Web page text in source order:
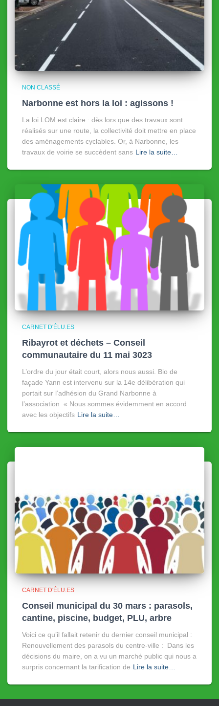
NON CLASSÉ
Narbonne est hors la loi : agissons !
La loi LOM est claire : dès lors que des travaux sont
réalisés sur une route, la collectivité doit mettre en place
des aménagements cyclables. Or, à Narbonne, les
travaux de voirie se succèdent sans Lire la suite…
CARNET D'ÉLU.ES
Ribayrot et déchets – Conseil
communautaire du 11 mai 3023
L’ordre du jour était court, alors nous aussi. Bio de
façade Yann est intervenu sur la 14e délibération qui
portait sur l’adhésion du Grand Narbonne à
l’association « Nous sommes évidemment en accord
avec les objectifs Lire la suite…
CARNET D'ÉLU.ES
Conseil municipal du 30 mars : parasols,
cantine, piscine, budget, PLU, arbre
Voici ce qu’il fallait retenir du dernier conseil municipal :
Renouvellement des parasols du centre-ville : Dans les
décisions du maire, on a vu un marché public qui nous a
surpris concernant la tarification de Lire la suite…